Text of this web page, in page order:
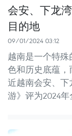
会安、下龙
目的地
09/01/2024 03:12
越南是一个特
色和历史底蕴
近越南会安、
游》评为2024年